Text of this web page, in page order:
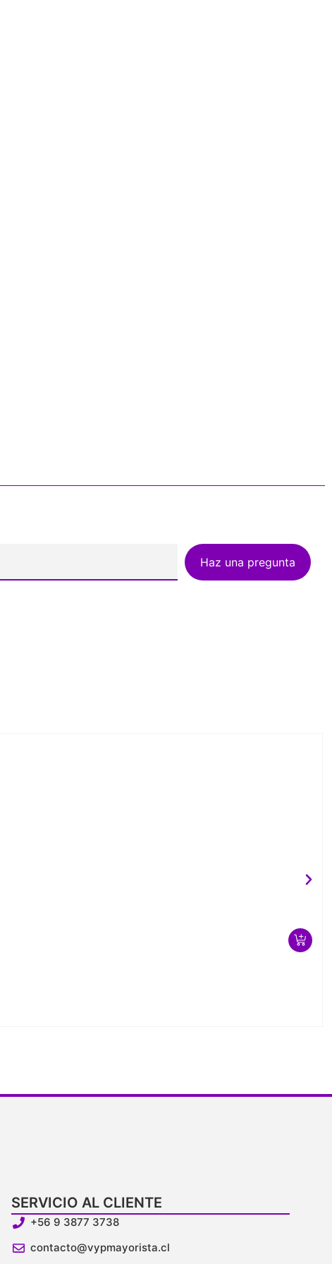
Haz una pregunta
SERVICIO AL CLIENTE
+56 9 3877 3738
contacto@vypmayorista.cl